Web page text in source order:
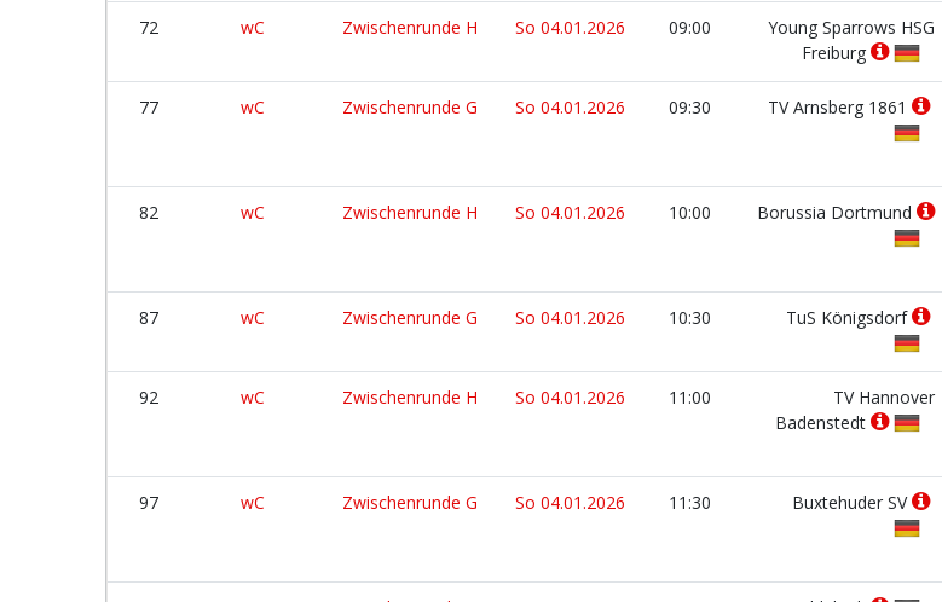
72 wC Zwischenrunde H So 04.01.2026 09:00
Young Sparrows HSG
Freiburg
77 wC Zwischenrunde G So 04.01.2026 09:30 TV Arnsberg 1861
82 wC Zwischenrunde H So 04.01.2026 10:00 Borussia Dortmund
87 wC Zwischenrunde G So 04.01.2026 10:30 TuS Königsdorf
92 wC Zwischenrunde H So 04.01.2026 11:00
TV Hannover
Badenstedt
97 wC Zwischenrunde G So 04.01.2026 11:30 Buxtehuder SV